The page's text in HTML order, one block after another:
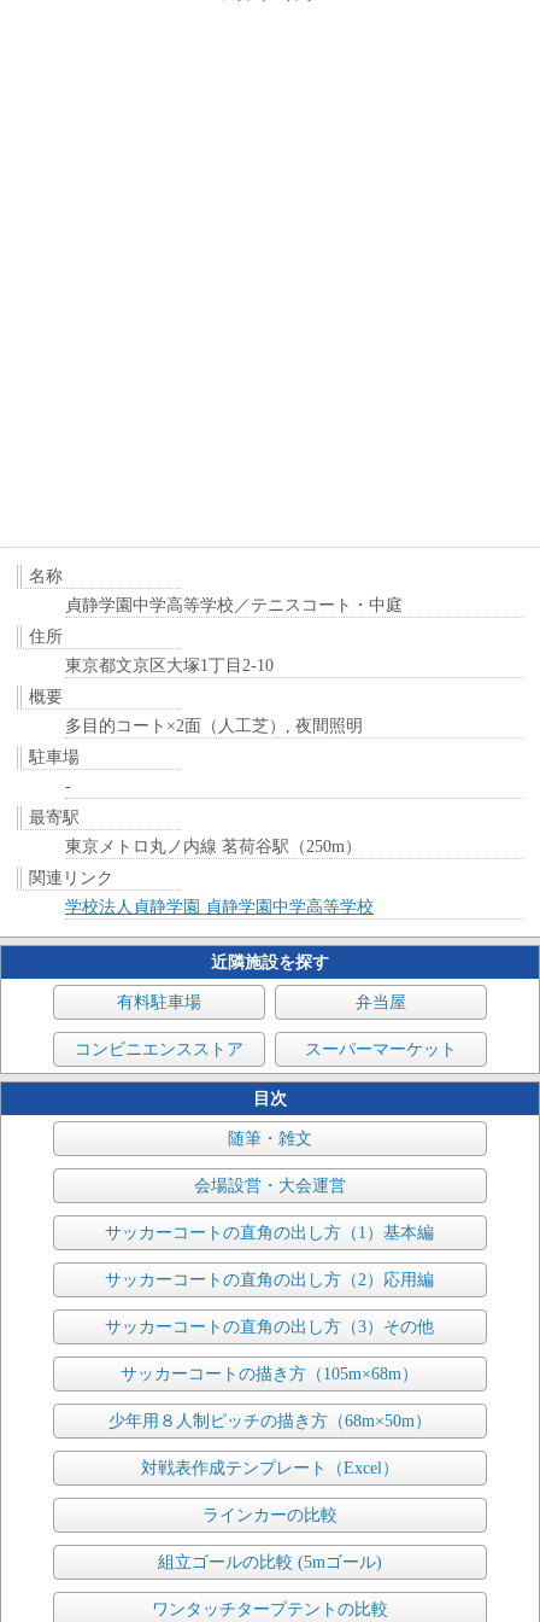
名称
貞静学園中学高等学校／テニスコート・中庭
住所
東京都文京区大塚1丁目2-10
概要
多目的コート×2面（人工芝）, 夜間照明
駐車場
-
最寄駅
東京メトロ丸ノ内線 茗荷谷駅（250m）
関連リンク
学校法人貞静学園 貞静学園中学高等学校
近隣施設を探す
有料駐車場 弁当屋
コンビニエンスストア スーパーマーケット
目次
随筆・雑文
会場設営・大会運営
サッカーコートの直角の出し方（1）基本編
サッカーコートの直角の出し方（2）応用編
サッカーコートの直角の出し方（3）その他
サッカーコートの描き方（105m×68m）
少年用８人制ピッチの描き方（68m×50m）
対戦表作成テンプレート（Excel）
ラインカーの比較
組立ゴールの比較 (5mゴール)
ワンタッチタープテントの比較